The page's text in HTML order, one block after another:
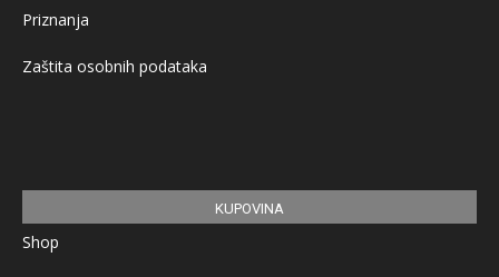
Priznanja
Zaštita osobnih podataka
KUPOVINA
Shop